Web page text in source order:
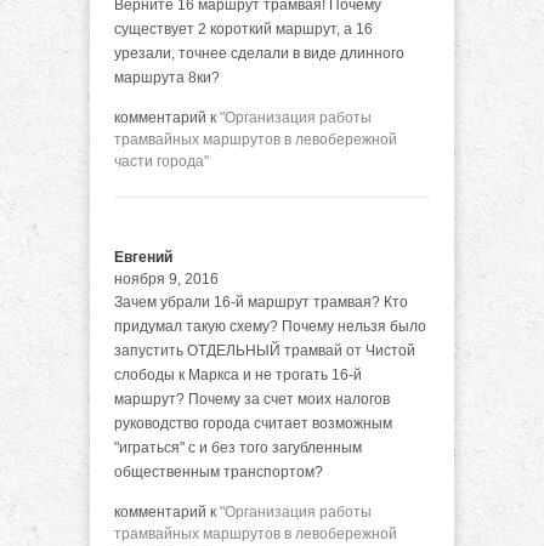
Верните 16 маршрут трамвая! Почему
существует 2 короткий маршрут, а 16
урезали, точнее сделали в виде длинного
маршрута 8ки?
комментарий к "Организация работы
трамвайных маршрутов в левобережной
части города"
Евгений
ноября 9, 2016
Зачем убрали 16-й маршрут трамвая? Кто
придумал такую схему? Почему нельзя было
запустить ОТДЕЛЬНЫЙ трамвай от Чистой
слободы к Маркса и не трогать 16-й
маршрут? Почему за счет моих налогов
руководство города считает возможным
"играться" с и без того загубленным
общественным транспортом?
комментарий к "Организация работы
трамвайных маршрутов в левобережной